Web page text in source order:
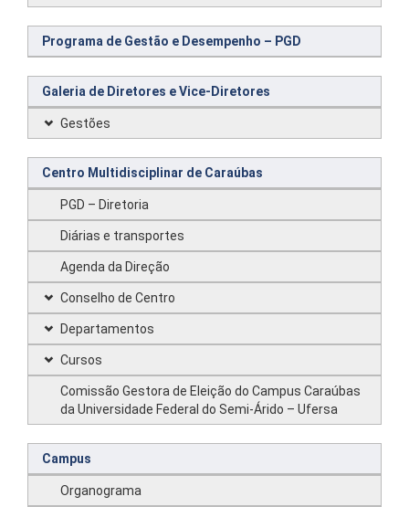
Programa de Gestão e Desempenho – PGD
Galeria de Diretores e Vice-Diretores
Gestões
Centro Multidisciplinar de Caraúbas
PGD – Diretoria
Diárias e transportes
Agenda da Direção
Conselho de Centro
Departamentos
Cursos
Comissão Gestora de Eleição do Campus Caraúbas
da Universidade Federal do Semi-Árido – Ufersa
Campus
Organograma